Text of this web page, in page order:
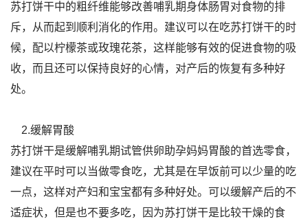
苏打饼干中的粗纤维能够改善哺乳期身体肠胃对食物的排
斥，从而起到顺利消化的作用。建议可以在吃苏打饼干的时
候，配以柠檬茶或玫瑰花茶，这样能够有效的促进食物的吸
收，而且还可以保持良好的心情，对产后的恢复有多种好
处。
2.缓解胃酸
苏打饼干是缓解哺乳期试管供卵助孕妈妈胃酸的首选零食，
建议在平时可以当做零食吃，尤其是在早饭前可以少量的吃
一点，这样对产妇和宝宝都有多种好处。可以缓解产后的不
适症状，但是也不要多吃，因为苏打饼干是比较干燥的食